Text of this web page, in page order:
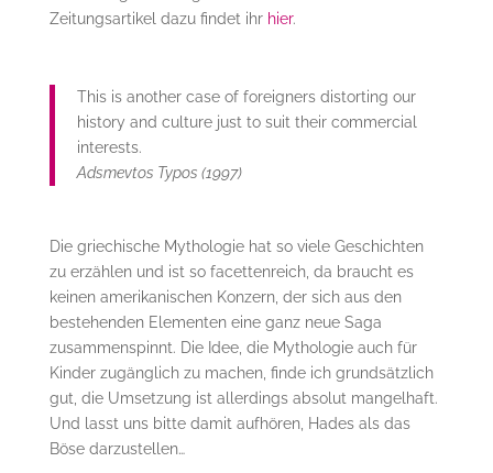
Zeitungsartikel dazu findet ihr hier.
This is another case of foreigners distorting our
history and culture just to suit their commercial
interests.
Adsmevtos Typos (1997)
Die griechische Mythologie hat so viele Geschichten
zu erzählen und ist so facettenreich, da braucht es
keinen amerikanischen Konzern, der sich aus den
bestehenden Elementen eine ganz neue Saga
zusammenspinnt. Die Idee, die Mythologie auch für
Kinder zugänglich zu machen, finde ich grundsätzlich
gut, die Umsetzung ist allerdings absolut mangelhaft.
Und lasst uns bitte damit aufhören, Hades als das
Böse darzustellen…